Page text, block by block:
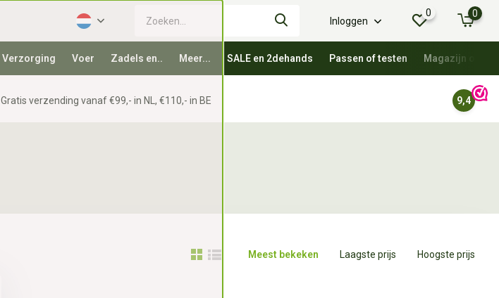
Inloggen
0 0
Verzorging Voer Zadels en.. Meer... SALE en 2dehands Passen of testen Magazijn
Gratis verzending vanaf €99,- in NL, €110,- in BE 9,4
Meest bekeken Laagste prijs Hoogste prijs